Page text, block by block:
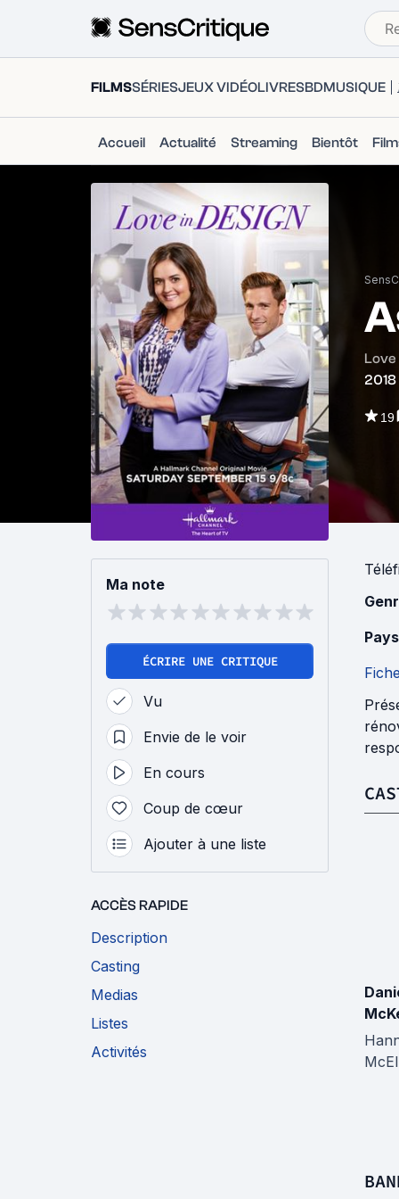
FILMSSÉRIESJEUX VIDÉOLIVRESBDMUSIQUE
Accueil Actualité Streaming Bientôt
Love
2018
19
Ma note
ÉCRIRE UNE CRITIQUE
Vu
Envie de le voir
En cours
Coup de cœur
Ajouter à une liste
ACCÈS RAPIDE
Description
Casting
Medias
Listes
Activités